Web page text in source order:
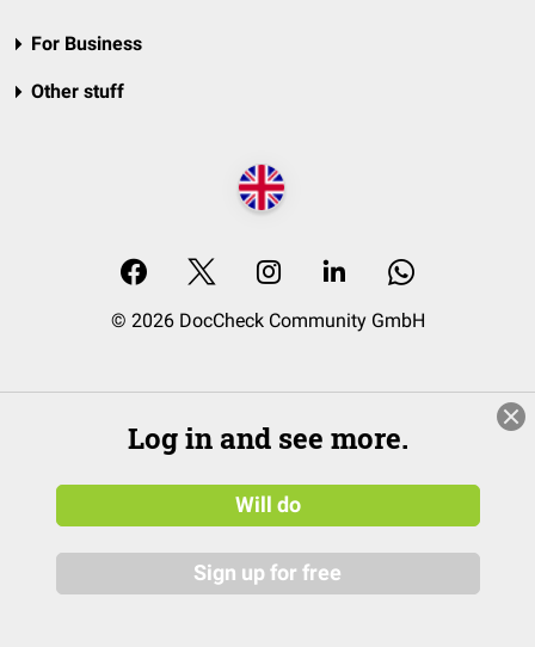
For Business
Other stuff
© 2026 DocCheck Community GmbH
Log in and see more.
Will do
Sign up for free